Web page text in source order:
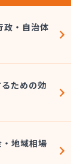
政・自治体
ための効
地域相場